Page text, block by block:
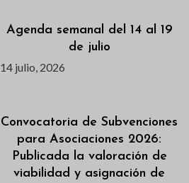
Agenda semanal del 14 al 19
de julio
14 julio, 2026
Convocatoria de Subvenciones
para Asociaciones 2026:
Publicada la valoración de
viabilidad y asignación de